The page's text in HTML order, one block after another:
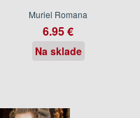
Muriel Romana
6.95 €
Na sklade